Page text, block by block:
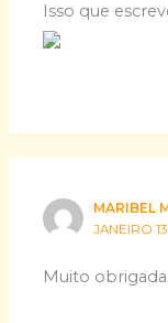
Isso que
MARIBEL
JANEIRO
Muito obrigada.